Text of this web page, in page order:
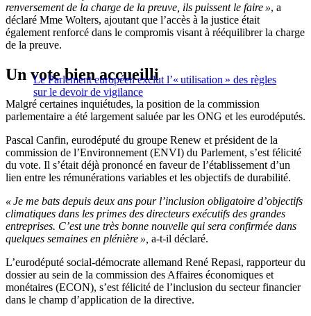
renversement de la charge de la preuve, ils puissent le faire », a
déclaré Mme Wolters, ajoutant que l’accès à la justice était
également renforcé dans le compromis visant à rééquilibrer la charge
de la preuve.
Le Parlement européen exclut l’« utilisation » des règles
sur le devoir de vigilance
Un vote bien accueilli
Malgré certaines inquiétudes, la position de la commission
parlementaire a été largement saluée par les ONG et les eurodéputés.
Pascal Canfin, eurodéputé du groupe Renew et président de la
commission de l’Environnement (ENVI) du Parlement, s’est félicité
du vote. Il s’était déjà prononcé en faveur de l’établissement d’un
lien entre les rémunérations variables et les objectifs de durabilité.
« Je me bats depuis deux ans pour l’inclusion obligatoire d’objectifs
climatiques dans les primes des directeurs exécutifs des grandes
entreprises. C’est une très bonne nouvelle qui sera confirmée dans
quelques semaines en plénière », a-t-il déclaré.
L’eurodéputé social-démocrate allemand René Repasi, rapporteur du
dossier au sein de la commission des Affaires économiques et
monétaires (ECON), s’est félicité de l’inclusion du secteur financier
dans le champ d’application de la directive.